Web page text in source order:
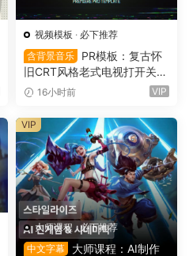
视频模板 · 必下推荐
含背景音乐
PR模板：复古怀
旧CRT风格老式电视打开关闭
LOGO动画展示（16151）
16小时前 VIP
大师课程 ·必下推荐
中文字幕
大师课程：AI制作
VIP